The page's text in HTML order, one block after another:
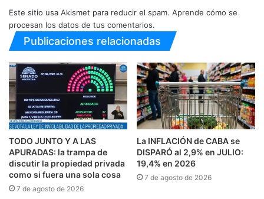
Este sitio usa Akismet para reducir el spam. Aprende cómo se
procesan los datos de tus comentarios.
Publicaciones relacionadas
TODO JUNTO Y A LAS
APURADAS: la trampa de
discutir la propiedad privada
como si fuera una sola cosa
7 de agosto de 2026
La INFLACIÓN de CABA se
DISPARÓ al 2,9% en JULIO:
19,4% en 2026
7 de agosto de 2026